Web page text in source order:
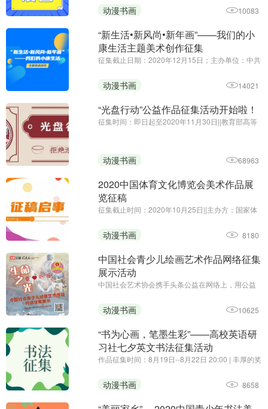
动漫书画 10083
“新生活•新风尚•新年画”——我们的小
康生活主题美术创作征集
征集截止日期：2020年12月15日；主办单位：中共
部公共服务司、中国美术家协会 | 为深入贯彻党的十
九大和十九届二中、三中、四中、五中全会精神，
动漫书画 14021
“光盘行动”公益作品征集活动开始啦！
征集时间：即日起至2020年11月30日||教育部高等
动漫书画 68963
2020中国体育文化博览会美术作品展
览征稿
征集截止时间：2020年10月25日||主办方：国家体
体育总局、中国奥委会主办的2020中国体育文化博
览会将于11月27日至29日，在广州•保利世贸博览
动漫书画 8180
中国社会青少儿绘画艺术作品网络征集
展示活动
中国社会艺术协会携手头条公益在网络上，用公益
达对曾经战斗在疫情第一线的爸爸妈妈、叔叔阿姨
们的祈福和思念，以颗颗童心向白衣天使致敬！
动漫书画 10625
“书为心画，笔墨生彩”——高校英语研
习社七夕英文书法征集活动
作品征集时间：8月19日--8月22日 20:00 | 丰厚的奖
动漫书画 8658